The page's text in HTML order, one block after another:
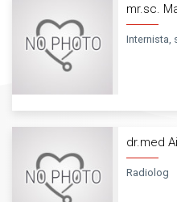
mr.sc.
Internista,
dr.med
Radiolog